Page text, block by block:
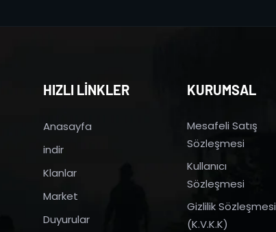
HIZLI LİNKLER
Anasayfa
indir
Klanlar
Market
Duyurular
KURUMSAL
Mesafeli Satış
Sözleşmesi
Kullanıcı
Sözleşmesi
Gizlilik Sözleşmesi
(K.V.K.K)